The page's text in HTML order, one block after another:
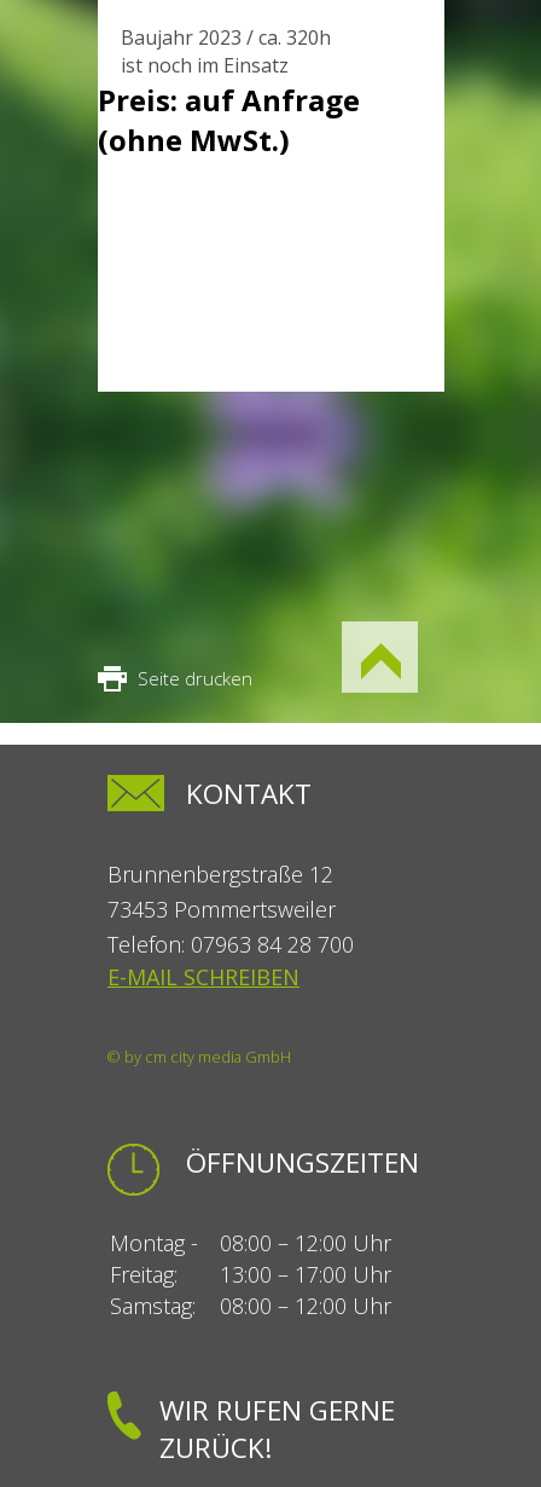
Baujahr 2023 / ca. 320h
ist noch im Einsatz
Preis: auf Anfrage
(ohne MwSt.)
Seite drucken
KONTAKT
Brunnenbergstraße 12
73453 Pommertsweiler
Telefon: 07963 84 28 700
E-MAIL SCHREIBEN
© by cm city media GmbH
ÖFFNUNGSZEITEN
Montag -
08:00 – 12:00 Uhr
Freitag:
13:00 – 17:00 Uhr
Samstag:
08:00 – 12:00 Uhr
WIR RUFEN GERNE
ZURÜCK!